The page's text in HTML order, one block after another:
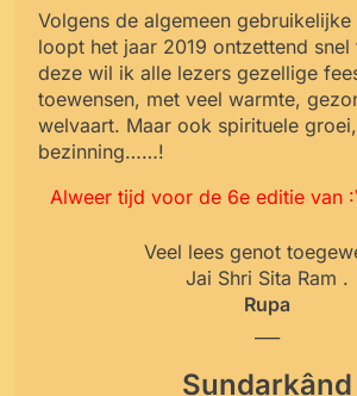
Volgens de algemeen
loopt het jaar 2019 ontzettend snel
deze wil ik alle lezers gezellige
toewensen, met veel warmte,
welvaart. Maar ook spirituele
bezinning……!
Alweer tijd voor de 6e editie van
Veel lees genot
Jai Shri Sita Ram .
Rupa
Sundarkând